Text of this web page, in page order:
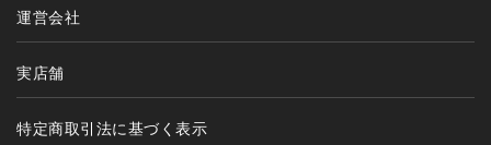
運営会社
実店舗
特定商取引法に基づく表示